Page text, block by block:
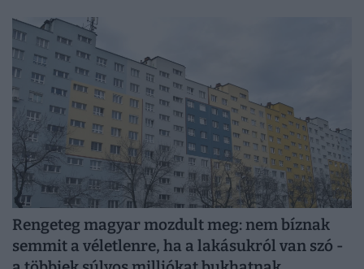
Rengeteg magyar mozdult meg: nem bíznak
semmit a véletlenre, ha a lakásukról van szó -